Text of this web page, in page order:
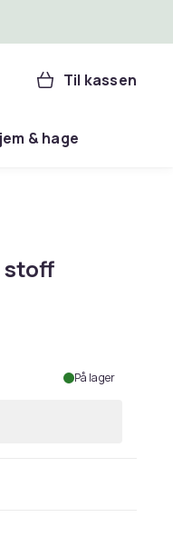
Til kassen
& hage
stoff
På lager
Vindskjerm 5 paneler